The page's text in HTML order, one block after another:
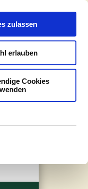
zulassen
erlauben
Cookies
Johann
Stiftung